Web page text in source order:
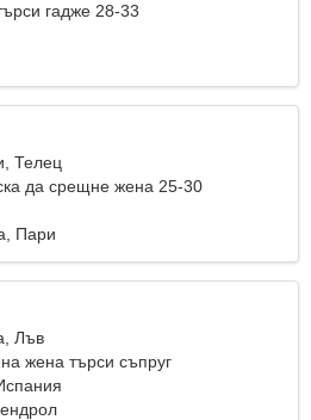
гадже 28-33
Телец
да срещне жена 25-30
Пари
Лъв
жена търси съпруг